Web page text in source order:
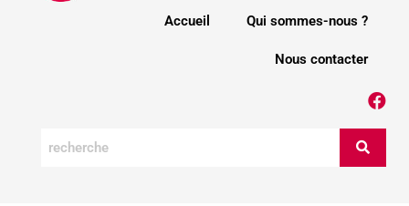
Accueil Qui sommes-nous ?
Nous contacter